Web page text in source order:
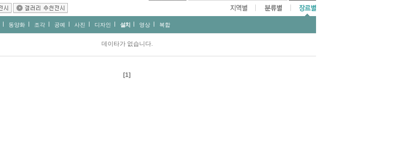
동양화 조각 공예 사진 디자인 설치 영상 복합
데이타가 없습니다.
[1]